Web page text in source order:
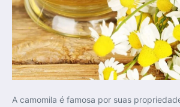
A camomila é famosa por suas